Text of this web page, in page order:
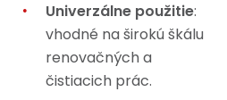
Univerzálne použitie:
vhodné na širokú škálu
renovačných a
čistiacich prác.